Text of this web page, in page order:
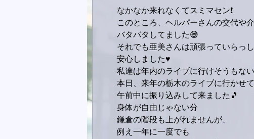
なかなか来れなくてスミマセン❗
このところ、ヘルパーさんの交代や
バタバタしてました😅
それでも亜美さんは頑張っていらっ
安心しました♥️
私達は年内のライブに行けそうもない
本日、来年の栃木のライブに行かせ
午前中に振り込みして来ました🎵
身体が自由じゃない分
鎌倉の階段も上がれませんが、
例え一年に一度でも